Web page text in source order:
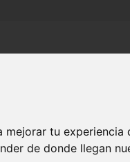
tu
de donde llegan